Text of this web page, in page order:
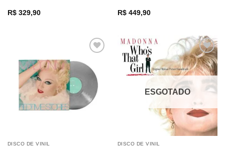
R$329,90 R$449,90
Adicionar
a lista de
desejos
DISCO DE VINIL
Adicionar
a lista de
desejos
ESGOTADO
DISCO DE VINIL